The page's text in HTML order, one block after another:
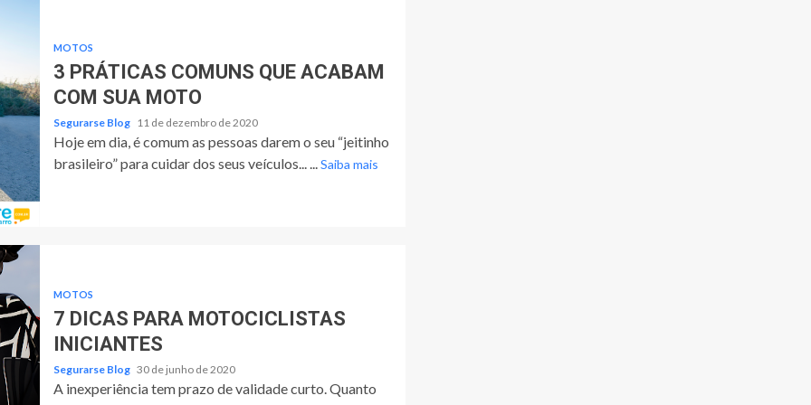
MOTOS
3 PRÁTICAS COMUNS QUE ACABAM
COM SUA MOTO
Segurarse Blog 11 de dezembro de 2020
Hoje em dia, é comum as pessoas darem o seu “jeitinho
brasileiro” para cuidar dos seus veículos... ... Saiba mais
MOTOS
7 DICAS PARA MOTOCICLISTAS
INICIANTES
Segurarse Blog 30 de junho de 2020
A inexperiência tem prazo de validade curto. Quanto